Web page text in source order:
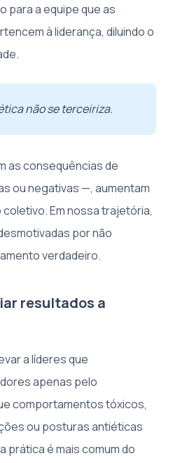
para a equipe que as
à liderança, diluindo o
não se terceiriza.
as consequências de
ou negativas —, aumentam
Em nossa trajetória,
por não
verdadeiro.
resultados a
a líderes que
apenas pelo
comportamentos tóxicos,
ou posturas antiéticas
é mais comum do